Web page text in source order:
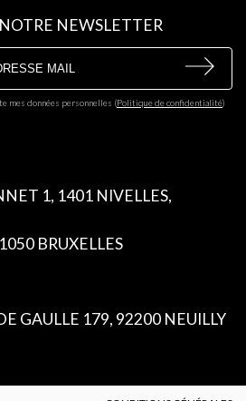
1, 1401 NIVELLES,
BRUXELLES
GAULLE 179, 92200 NEUILLY
NEWSLETTER
mes données personnelles (Politique de confidentialité)